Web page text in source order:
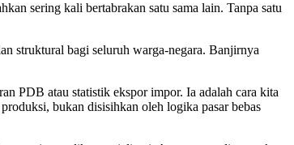
sering kali bertabrakan satu sama lain. Tanpa satu
struktural bagi seluruh warga-negara. Banjirnya
PDB atau statistik ekspor impor. Ia adalah cara kita
bukan disisihkan oleh logika pasar bebas